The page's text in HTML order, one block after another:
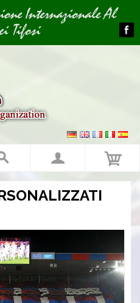
Internazionale Al
Tifosi